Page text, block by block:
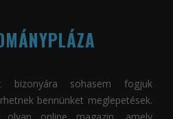
bizonyára sohasem fogjuk
bennünket meglepetések.
online magazin, amely